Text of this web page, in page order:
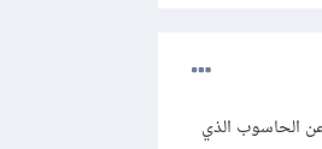
الحاسوب الذي